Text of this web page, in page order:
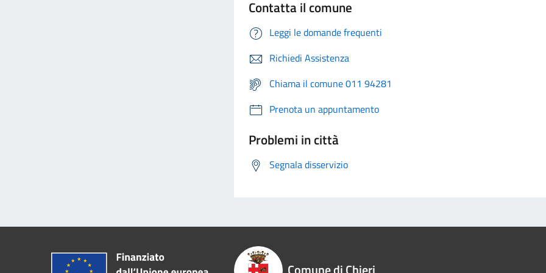
Contatta il comune
Leggi le domande frequenti
Richiedi Assistenza
Chiama il comune 011 94281
Prenota un appuntamento
Problemi in città
Segnala disservizio